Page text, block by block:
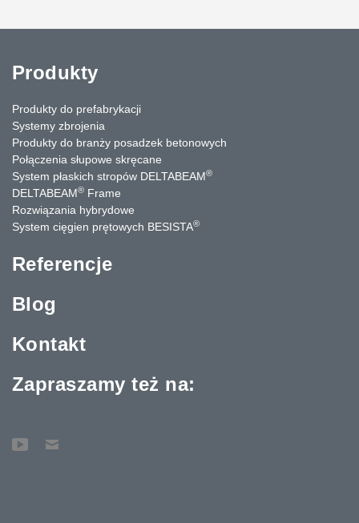
Produkty
Produkty do prefabrykacji
Systemy zbrojenia
Produkty do branży posadzek betonowych
Połączenia słupowe skręcane
System płaskich stropów DELTABEAM®
DELTABEAM® Frame
Rozwiązania hybrydowe
System cięgien prętowych BESISTA®
Referencje
Blog
Kontakt
Zapraszamy też na: